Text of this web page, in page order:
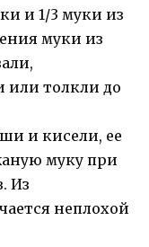
и 1/3 муки из
муки из
или толкли до
и кисели, ее
муку при
Из
неплохой